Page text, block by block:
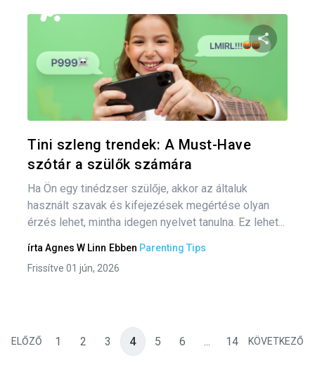
Tini szleng trendek: A Must-Have
szótár a szülők számára
Ha Ön egy tinédzser szülője, akkor az általuk
használt szavak és kifejezések megértése olyan
érzés lehet, mintha idegen nyelvet tanulna. Ez lehet...
írta Agnes W Linn Ebben Parenting Tips
Frissítve 01 jún, 2026
ELŐZŐ 1 2 3 4 5 6 ... 14 KÖVETKEZŐ